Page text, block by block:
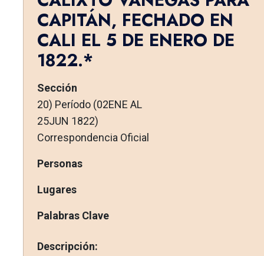
CAPITÁN, FECHADO EN
CALI EL 5 DE ENERO DE
1822.*
Sección
20) Período (02ENE AL
25JUN 1822)
Correspondencia Oficial
Personas
Lugares
Palabras Clave
Descripción: